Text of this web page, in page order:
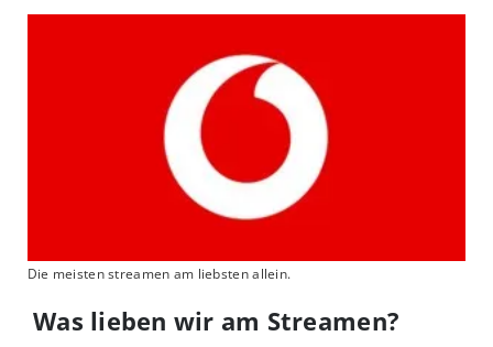
Die meisten streamen am liebsten allein.
Was lieben wir am Streamen?